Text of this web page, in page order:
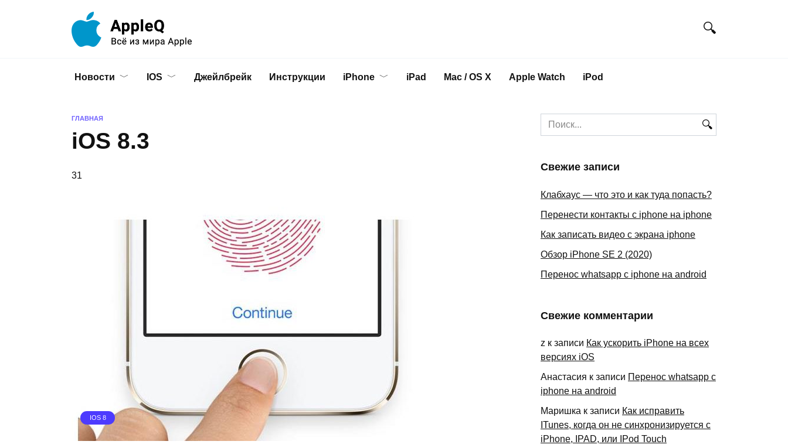
Новости IOS Джейлбрейк Инструкции iPhone iPad Mac / OS X Apple Watch iPod
ГЛАВНАЯ
iOS 8.3
31
IOS 8
Search
for:
Свежие записи
Клабхаус — что это и как туда попасть?
Перенести контакты с iphone на iphone
Как записать видео с экрана iphone
Обзор iPhone SE 2 (2020)
Перенос whatsapp с iphone на android
Свежие комментарии
z к записи Как ускорить iPhone на всех
версиях iOS
Анастасия к записи Перенос whatsapp с
iphone на android
Маришка к записи Как исправить
ITunes, когда он не синхронизируется с
iPhone, IPAD, или IPod Touch